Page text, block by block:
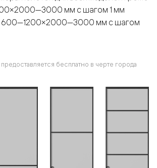
мм с шагом 1 мм
600—1200×2000—3000 мм с шагом
бесплатно в черте города